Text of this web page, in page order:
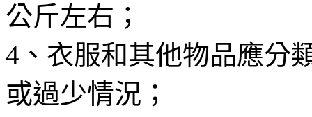
公斤左右；
4、衣服和其他物品應分
或過少情況；